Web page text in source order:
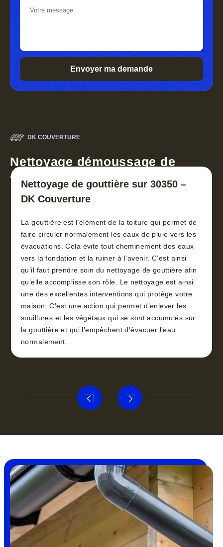
DK COUVERTURE
Nettoyage démoussage de
toiture 30
Nettoyage de gouttière sur 30350 –
DK Couverture
La gouttière est l’élément de la toiture qui permet de
faire circuler normalement les eaux de pluie vers les
évacuations. Cela évite tout cheminement des eaux
vers la fondation et la ruiner à l’avenir. C’est ainsi
qu’il faut prendre soin du nettoyage de gouttière afin
qu’elle accomplisse son rôle. Le nettoyage est ainsi
une des excellentes interventions qui protège votre
maison. C’est une action qui permet d’enlever les
souillures et les végétaux qui se sont accumulés sur
la gouttière et qui l’empêchent d’évacuer l’eau
normalement.